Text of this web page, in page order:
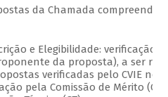
da Chamada compreende
e Elegibilidade:
da proposta), a ser
verificadas pelo CVIE no
pela Comissão de Mérito